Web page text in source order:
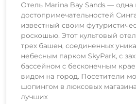
Отель Marina Bay Sands — одна
достопримечательностей
известный своим
роскошью. Этот культовый
трех башен, соединенных
небесным парком SkyPark, с
бассейном с бесконечным
видом на город. Посетители
шопингом в люксовых
лучших